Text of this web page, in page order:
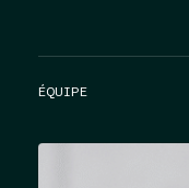
ÉQUIPE